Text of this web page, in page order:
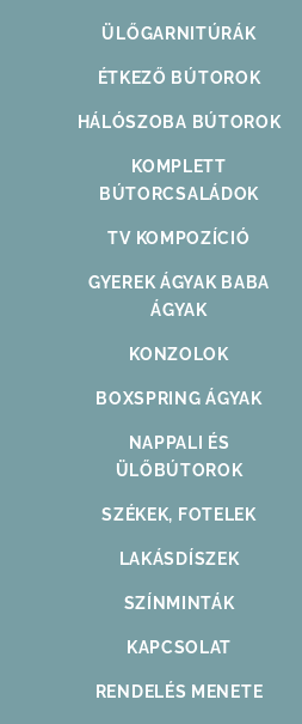
ÜLŐGARNITÚRÁK
ÉTKEZŐ BÚTOROK
HÁLÓSZOBA BÚTOROK
KOMPLETT
BÚTORCSALÁDOK
TV KOMPOZÍCIÓ
GYEREK ÁGYAK BABA
ÁGYAK
KONZOLOK
BOXSPRING ÁGYAK
NAPPALI ÉS
ÜLŐBÚTOROK
SZÉKEK, FOTELEK
LAKÁSDÍSZEK
SZÍNMINTÁK
KAPCSOLAT
RENDELÉS MENETE